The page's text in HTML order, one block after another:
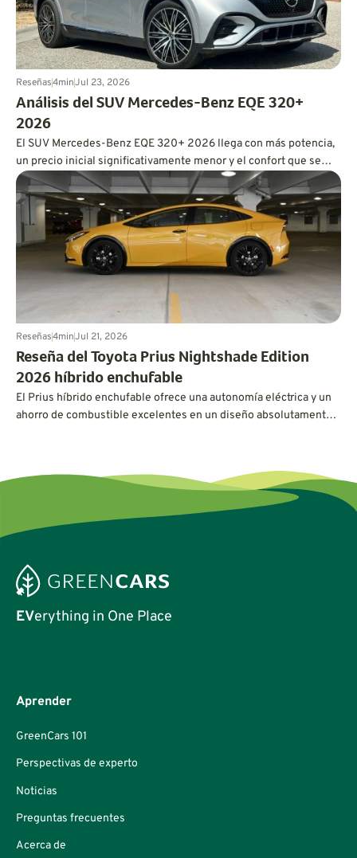
Reseñas4minJul 23, 2026
Análisis del SUV Mercedes-Benz EQE 320+
2026
El SUV Mercedes-Benz EQE 320+ 2026 llega con más potencia,
un precio inicial significativamente menor y el confort que se
espera de un vehículo eléctrico de lujo. En pruebas reales,
también ofreció una impresionante autonomía de 326 millas,
superando fácilmente su estimación de la EPA.
Reseñas4minJul 21, 2026
Reseña del Toyota Prius Nightshade Edition
2026 híbrido enchufable
El Prius híbrido enchufable ofrece una autonomía eléctrica y un
ahorro de combustible excelentes en un diseño absolutamente
EVerything in One Place
Aprender
GreenCars 101
Perspectivas de experto
Noticias
Preguntas frecuentes
Acerca de